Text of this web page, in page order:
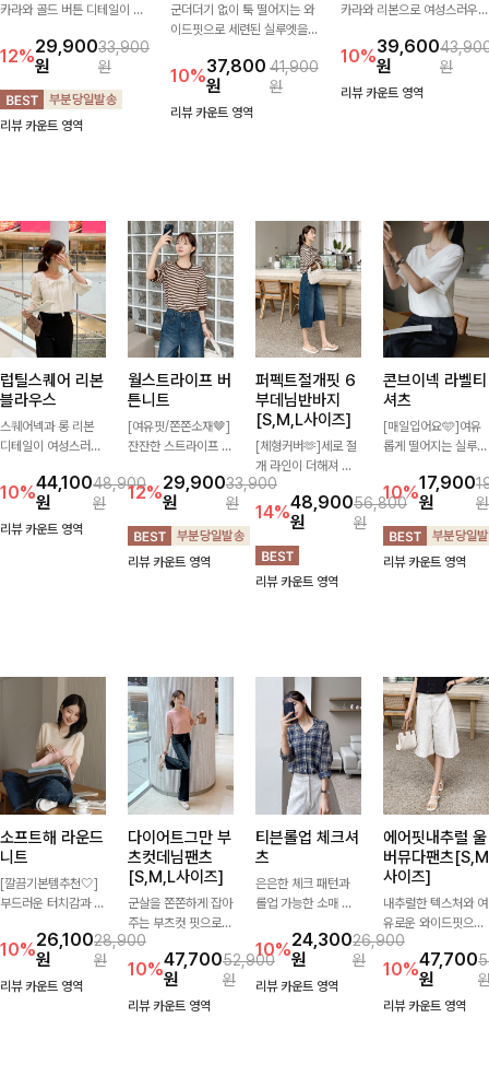
카라와 골드 버튼 디테일이 세
입니다. 세로 골지 짜임이 슬림
한 실루엣을 연출해 단정하면
서도 여성스러운 무드를 완성
해드려요.
12%29,900
원
33,900
원
리뷰 카운트 영역
군더더기 없이 툭 떨어지는 와
이드핏으로 세련된 실루엣을
끔한 디자인과 롱한 기장감으
로 다리가 길어 보이고 뒷밴딩
으로 편안하기까지-
10%37,800
원
41,900
원
리뷰 카운트 영역
카라와 리본으로 여성스러우면
껴지는 블라우스에요🤎
10%39,600
원
원
리뷰 카운트 영역
럽틸스퀘어 리본
블라우스
스퀘어넥과 롱 리본
디테일이 여성스러운
는 블라우스입니다.
자연스럽게 잡힌 셔링
과 봉긋한 소매가 여
10%44,100
원
48,900
원
리뷰 카운트 영역
월스트라이프 버
튼니트
[여유핏/쫀쫀소재🤎]
잔잔한 스트라이프 패
더해져 캐주얼하면서
도 세련된 무드를 연
출해주는 니트- 가볍
고 부드러운 착용감으
로 단독은 물론 데일
12%29,900
원
33,900
원
리뷰 카운트 영역
퍼펙트절개핏 6
부데님반바지
[S,M,L사이즈]
[체형커버🫶]세로 절
개 라인이 더해져 다
리 라인을 더욱 길고
슬림하게 연출해주는
5부 데님 반바지 🤍
부담 없는 기장과 여
유로운 핏으로 편안하
게 착용되며 다양한
14%48,900
원
56,800
원
리뷰 카운트 영역
콘브이넥 라벨티
셔츠
[매일입어요🩵]여유
롭게 떨어지는 실루엣
자인으로 데일리하게
즐기기 좋은 티셔츠-
소매 라벨 디테일이
은은한 포인트를 더해
심플하면서도 센스 있
10%17,900
원
원
리뷰 카운트 영역
소프트해 라운드
니트
[깔끔기본템추천🤍]
부드러운 터치감과 군
로 매일 손이 가는 자
체제작 니트입니다.
자연스럽게 떨어지는
10%26,100
원
28,900
원
리뷰 카운트 영역
다이어트그만 부
츠컷데님팬츠
[S,M,L사이즈]
군살을 쫀쫀하게 잡아
주는 부츠컷 핏으로
다리 라인을 이쁘고
깔끔하게 만들어주고
진청 색감으로 더욱
슬림해보이는 효과를
10%47,700
원
52,900
원
리뷰 카운트 영역
티븐롤업 체크셔
츠
은은한 체크 패턴과
롤업 가능한 소매 디
를 연출하실 수 있어
요🌿 차르르 흐르는
가벼운 소재와 여유로
10%24,300
원
26,900
원
리뷰 카운트 영역
에어핏내추럴 울
버뮤다팬츠[S,M
사이즈]
내추럴한 텍스처와 여
유로운 와이드핏으로
군살은 자연스럽게 커
버해드리는 버뮤다 팬
츠 🤍 깔끔한 허리 디
테일과 편안한 착용감
10%47,700
원
리뷰 카운트 영역